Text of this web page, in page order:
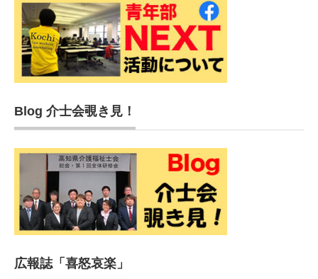
Blog 介士会覗き見！
広報誌「喜怒哀楽」